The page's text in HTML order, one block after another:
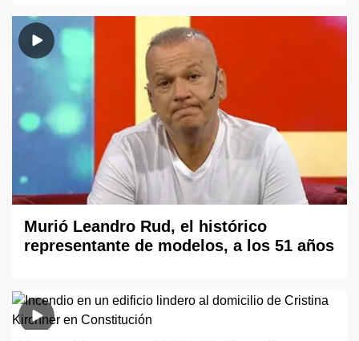
Murió Leandro Rud, el histórico
representante de modelos, a los 51 años